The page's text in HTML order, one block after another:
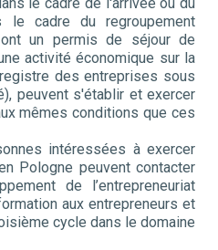
le cadre du regroupement
un permis de séjour de
activité économique sur la
des entreprises sous
peuvent s'établir et exercer
mêmes conditions que ces
intéressées à exercer
Pologne peuvent contacter
de l’entrepreneuriat
aux entrepreneurs et
cycle dans le domaine